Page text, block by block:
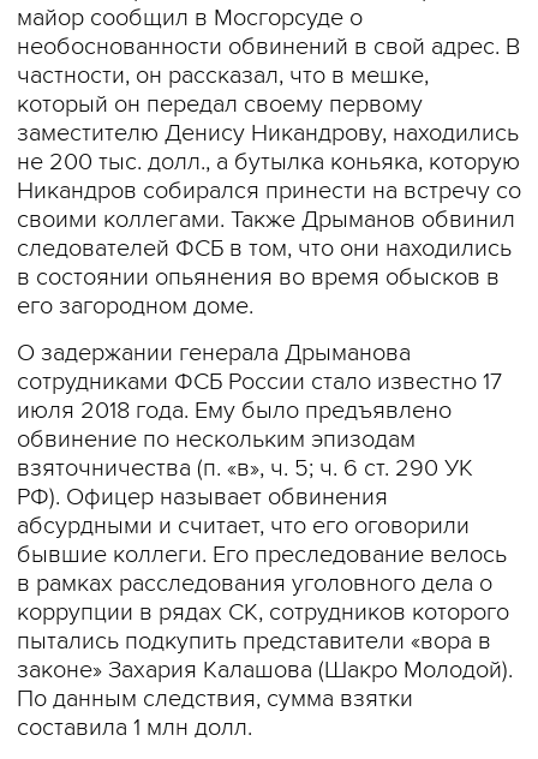
майор сообщил в Мосгорсуде о
необоснованности обвинений в свой адрес. В
частности, он рассказал, что в мешке,
который он передал своему первому
заместителю Денису Никандрову, находились
не 200 тыс. долл., а бутылка коньяка, которую
Никандров собирался принести на встречу со
своими коллегами. Также Дрыманов обвинил
следователей ФСБ в том, что они находились
в состоянии опьянения во время обысков в
его загородном доме.
О задержании генерала Дрыманова
сотрудниками ФСБ России стало известно 17
июля 2018 года. Ему было предъявлено
обвинение по нескольким эпизодам
взяточничества (п. «в», ч. 5; ч. 6 ст. 290 УК
РФ). Офицер называет обвинения
абсурдными и считает, что его оговорили
бывшие коллеги. Его преследование велось
в рамках расследования уголовного дела о
коррупции в рядах СК, сотрудников которого
пытались подкупить представители «вора в
законе» Захария Калашова (Шакро Молодой).
По данным следствия, сумма взятки
составила 1 млн долл.